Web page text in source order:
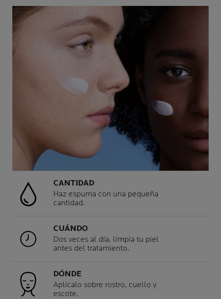
CANTIDAD
Haz espuma con una pequeña
cantidad.
CUÁNDO
Dos veces al día, limpia tu piel
antes del tratamiento.
DÓNDE
Aplícalo sobre rostro, cuello y
escote.